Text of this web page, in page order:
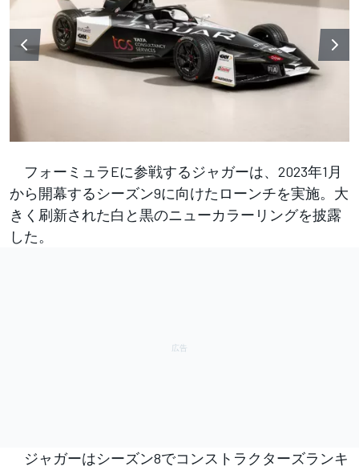
フォーミュラEに参戦するジャガーは、2023年1月
から開幕するシーズン9に向けたローンチを実施。大
きく刷新された白と黒のニューカラーリングを披露
した。
ジャガーはシーズン8でコンストラクターズランキ